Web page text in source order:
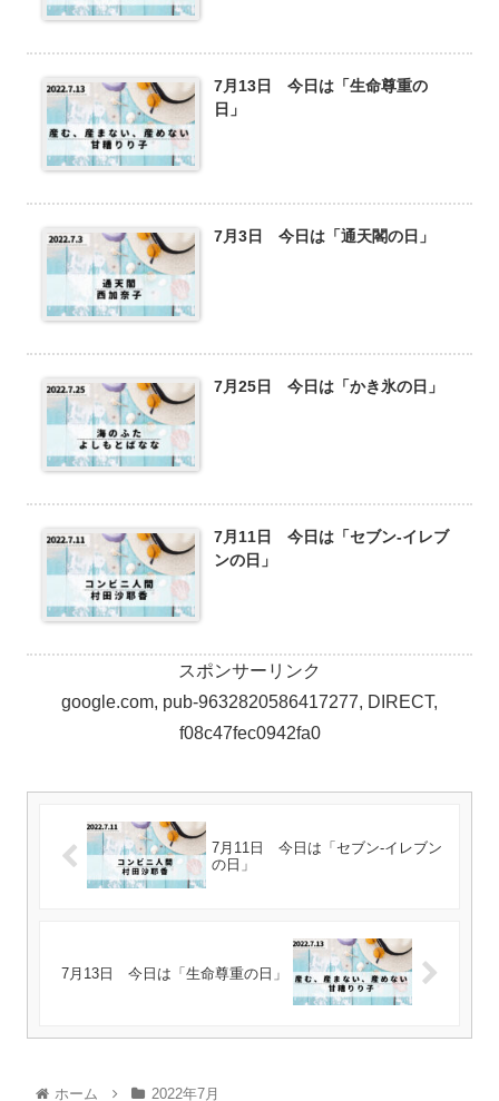
7月13日 今日は「生命尊重の
日」
7月3日 今日は「通天閣の日」
7月25日 今日は「かき氷の日」
7月11日 今日は「セブン‐イレブ
ンの日」
スポンサーリンク
google.com, pub-9632820586417277, DIRECT,
f08c47fec0942fa0
7月11日 今日は「セブン‐イレブン
の日」
7月13日 今日は「生命尊重の日」
ホーム 2022年7月